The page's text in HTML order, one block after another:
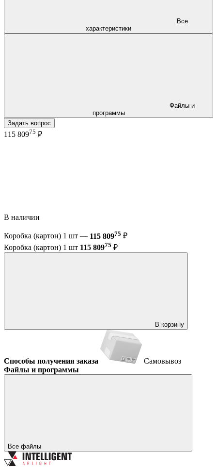
характеристики
программы
Задать вопрос
115 80975 ₽
В наличии
Коробка (картон) 1 шт — 115 80975 ₽
Коробка (картон) 1 шт 115 80975 ₽
В корзину
Способы получения заказа
Самовывоз
Файлы и программы
Все файлы